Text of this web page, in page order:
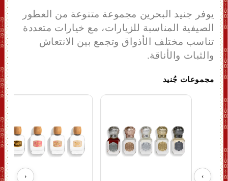
يوفر جنيد البحرين مجموعة متنوعة من العطور
الصيفية المناسبة للزيارات، مع خيارات متعددة
تناسب مختلف الأذواق وتجمع بين الانتعاش
والثبات والأناقة.
مجموعات جُنيد
‹ ›